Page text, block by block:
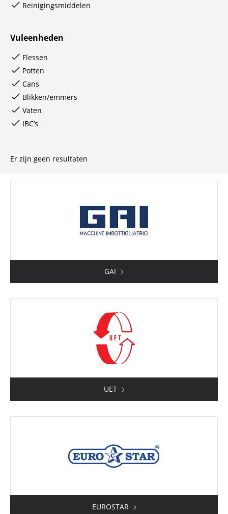
Reinigingsmiddelen
Vuleenheden
Flessen
Potten
Cans
Blikken/emmers
Vaten
IBC’s
Er zijn geen resultaten
GAI
UET
EUROSTAR